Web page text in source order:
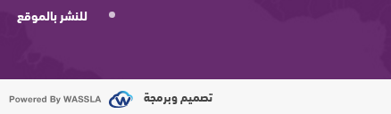
للنشر بالموقع
تصميم وبرمجة